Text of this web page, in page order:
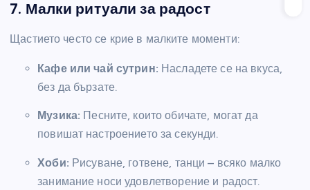
7. Малки ритуали за радост
Щастието често се крие в малките моменти:
Кафе или чай сутрин: Насладете се на вкуса,
без да бързате.
Музика: Песните, които обичате, могат да
повишат настроението за секунди.
Хоби: Рисуване, готвене, танци – всяко малко
занимание носи удовлетворение и радост.